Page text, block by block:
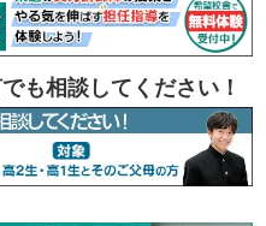
も相談してください！